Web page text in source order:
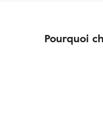
Pourquoi